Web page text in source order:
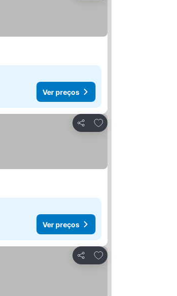
Ver preços
Partilhar
Adicionar aos favoritos
Ver preços
Partilhar
Adicionar aos favoritos